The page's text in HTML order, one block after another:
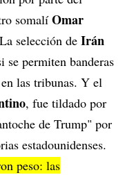
somalí Omar
selección de Irán
se permiten banderas
las tribunas. Y el
, fue tildado por
de Trump" por
estadounidenses.
peso: las